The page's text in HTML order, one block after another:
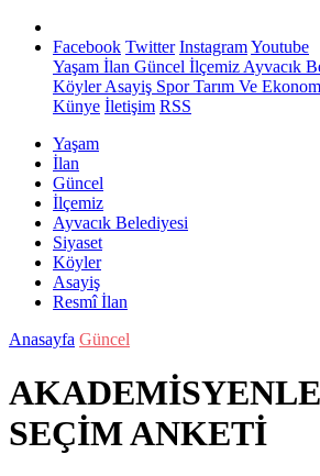
Facebook Twitter InstagramYoutube
Yaşam İlan Güncel İlçemiz Ayvacık
KöylerAsayiş SporTarım Ve
Künye İletişim RSS
Yaşam
İlan
Güncel
İlçemiz
Ayvacık Belediyesi
Siyaset
Köyler
Asayiş
Resmî İlan
Anasayfa Güncel
SEÇİM ANKETİ